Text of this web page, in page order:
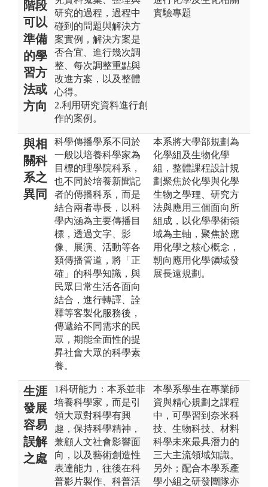
階段
可以
準備
的學
習方
法或
方向
研究的過程，過程中
碰到的問題與解決方
案實例，解決方案是
否合宜、進行幾次調
整、每次調整重點與
改進方案，以及整體
心得。
2.利用研究資料進行創
作的案例。
實驗專題
與相
關科
系之
異同
科學傳播學系不同於
一般以培養科學家為
目標的理學院科系，
也不同於培養新聞記
者的傳播科系，而是
結合兩者專長，以科
學內涵為主要傳播目
標，透過文字、影
像、展演、活動等各
類傳播管道，將「正
確」的科學知識，與
民眾日常生活各面向
結合，進行轉譯、詮
釋等客製化服務後，
傳遞給不同需求的民
眾，期能全面性的提
昇社會大眾的科學素
養。
本系將大學部規劃為
化學組及生物化學
組，整體課程設計規
劃聚焦於化學與化學
生物之學理、研究方
法與應用三個面向所
組成，以化學學術領
域為主軸，聚焦於應
用化學之核心概念，
朝向應用化學領域發
展長遠規劃。
生涯
發展
容易
誤解
之處
1科研能力：本系並非
培養科學家，而是引
領大眾對科學有興
趣，保持科學精神，
兼顧人文社會影響面
向，以及藝術創造性
表達能力，往後在科
普影片製作、科普活
本學系學生在專業師
資與精心規劃之課程
中，可學習到奈米科
技、生物科技、材料
科學未來最具潛力的
三大主流領域知識。
另外；配合本學系產
學小組之研發團隊亦